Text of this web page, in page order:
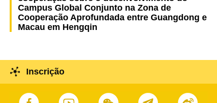
Campus Global Conjunto na Zona de
Cooperação Aprofundada entre Guangdong e
Macau em Hengqin
Inscrição